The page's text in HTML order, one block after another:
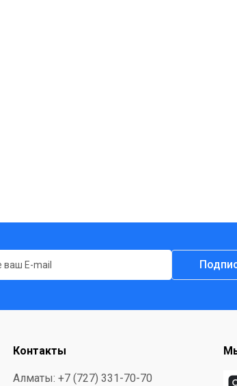
Контакты
Алматы: +7 (727) 331-70-70